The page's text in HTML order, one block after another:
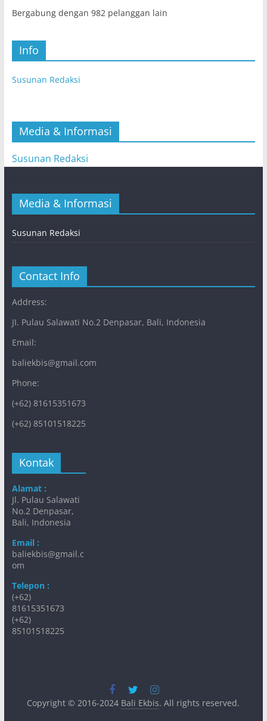
Bergabung dengan 982 pelanggan lain
Info
Susunan Redaksi
Media & Informasi
Susunan Redaksi
Media & Informasi
Susunan Redaksi
Contact Info
Address:
JI. Pulau Salawati No.2 Denpasar, Bali, Indonesia
Email:
baliekbis@gmail.com
Phone:
(+62) 81615351673
(+62) 85101518225
Kontak
Alamat :
Jl. Pulau Salawati
No.2 Denpasar,
Bali, Indonesia
Email :
baliekbis@gmail.c
om
Telepon :
(+62)
81615351673
(+62)
85101518225
Copyright © 2016-2024 Bali Ekbis. All rights reserved.